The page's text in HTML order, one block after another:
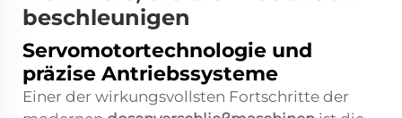
beschleunigen
Servomotortechnologie und
präzise Antriebssysteme
Einer der wirkungsvollsten Fortschritte der